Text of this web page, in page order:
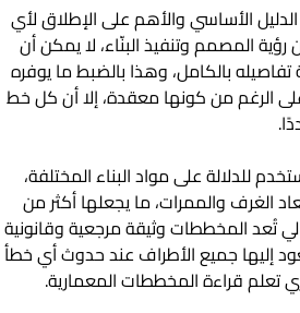
الأساسي والأهم على الإطلاق لأي
المصمم وتنفيذ البنّاء، لا يمكن أن
بالكامل، وهذا بالضبط ما يوفره
الرغم من كونها معقدة، إلا أن كل خط
للدلالة على مواد البناء المختلفة،
الغرف والممرات، ما يجعلها أكثر من
تُعد المخططات وثيقة مرجعية وقانونية
إليها جميع الأطراف عند حدوث أي خطأ
تعلم قراءة المخططات المعمارية.